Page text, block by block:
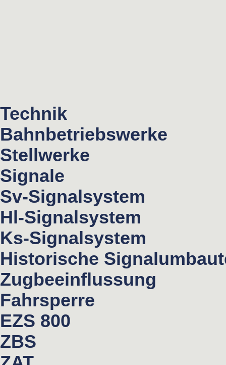
Technik
Bahnbetriebswerke
Stellwerke
Signale
Sv-Signalsystem
Hl-Signalsystem
Ks-Signalsystem
Historische
Zugbeeinflussung
Fahrsperre
EZS 800
ZBS